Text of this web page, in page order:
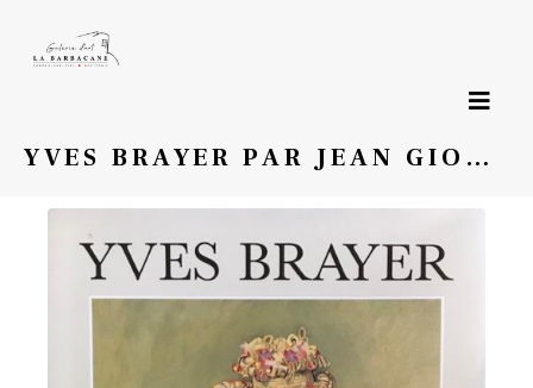
YVES BRAYER PAR JEAN GIONO